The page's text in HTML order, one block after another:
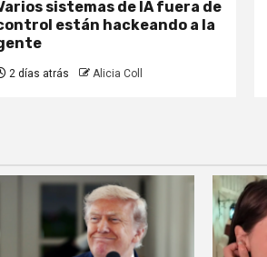
sistemas de IA fuera de
están hackeando a la
2 días atrás Alicia Coll